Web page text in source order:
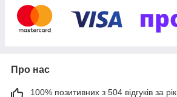
Про нас
100% позитивних з 504 відгуків за рік